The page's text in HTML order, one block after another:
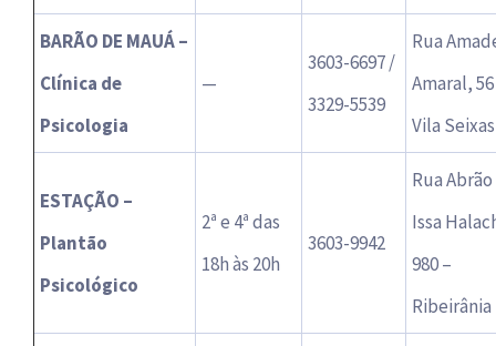
BARÃO DE MAUÁ –
Clínica de
Psicologia
—
3603-6697 /
3329-5539
Rua
Amaral,
Vila Seixas
ESTAÇÃO –
Plantão
Psicológico
2ª e 4ª das
18h às 20h
3603-9942
Rua Abrão
Issa
980 –
Ribeirânia